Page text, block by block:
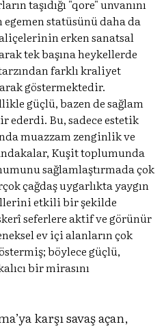
taşıdığı "qore" unvanını
egemen statüsünü daha da
erken sanatsal
tek başına heykellerde
farklı kraliyet
göstermektedir.
güçlü, bazen de sağlam
ederdi. Bu, sadece estetik
muazzam zenginlik ve
Kuşit toplumunda
sağlamlaştırmada çok
çağdaş uygarlıkta yaygın
etkili bir şekilde
seferlere aktif ve görünür
ev içi alanların çok
böylece güçlü,
bir mirasını
karşı savaş açan,